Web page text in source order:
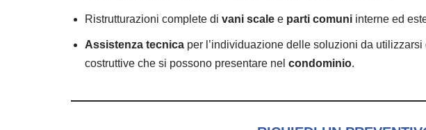
Ristrutturazioni complete di vani scale e parti comuni interne ed
Assistenza tecnica per l’individuazione delle soluzioni da
costruttive che si possono presentare nel condominio.